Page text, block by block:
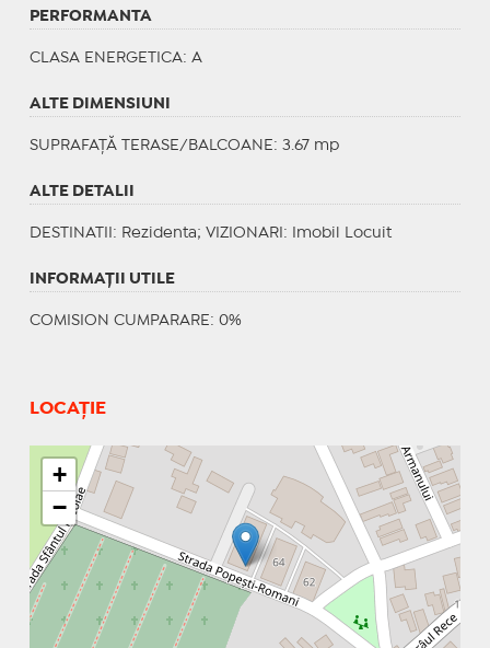
PERFORMANTA
CLASA ENERGETICA: A
ALTE DIMENSIUNI
SUPRAFAȚĂ TERASE/BALCOANE: 3.67 mp
ALTE DETALII
DESTINATII : Rezidenta; VIZIONARI : Imobil Locuit
INFORMAŢII UTILE
COMISION CUMPARARE: 0%
LOCAȚIE
+
−